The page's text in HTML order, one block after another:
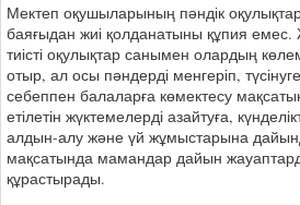
Мектеп оқушыларының пәндік
баяғыдан жиі қолданатыны құпия
тиісті оқулықтар санымен олардың
отыр, ал осы пәндерді менгеріп,
себеппен балаларға көмектесу
етілетін жүктемелерді азайтуға,
алдын-алу және үй жұмыстарына
мақсатында мамандар дайын
құрастырады.